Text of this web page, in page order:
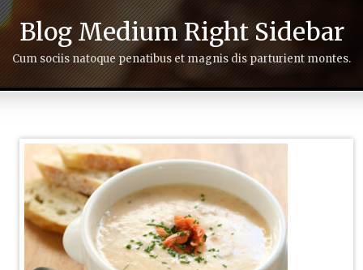
Blog Medium Right Sidebar
Cum sociis natoque penatibus et magnis dis parturient montes.